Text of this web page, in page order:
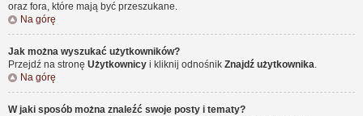
oraz fora, które mają być przeszukane.
Na górę
Jak można wyszukać użytkowników?
Przejdź na stronę Użytkownicy i kliknij odnośnik Znajdź użytkownika.
Na górę
W jaki sposób można znaleźć swoje posty i tematy?